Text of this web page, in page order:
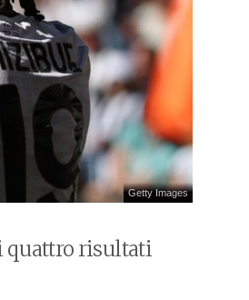
Getty Images
quattro risultati